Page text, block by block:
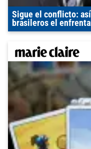
Sigue el conflicto:
brasileros el